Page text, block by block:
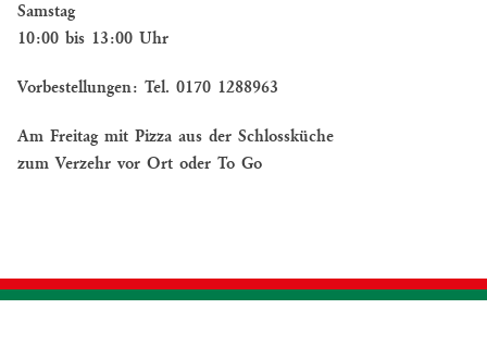
Samstag
10:00 bis 13:00 Uhr
Vorbestellungen: Tel. 0170 1288963
Am Freitag mit Pizza aus der Schlossküche
zum Verzehr vor Ort oder To Go